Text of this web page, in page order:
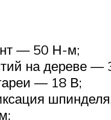
— 50 Н-м;
на дереве
— 18 В;